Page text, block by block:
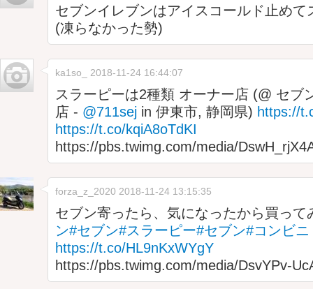
セブンイレブンはアイスコールド止めて
(凍らなかった勢)
ka1so_ 2018-11-24 16:44:07
スラーピーは2種類 オーナー店 (@ セブ
店 - @711sej in 伊東市, 静岡県) https://
https://t.co/kqiA8oTdKI
https://pbs.twimg.com/media/
forza_z_2020 2018-11-24 13:15:35
セブン寄ったら、気になったから買って
ン#セブン#スラーピー#セブン#コンビニ
https://t.co/HL9nKxWYgY
https://pbs.twimg.com/media/DsvYPv-